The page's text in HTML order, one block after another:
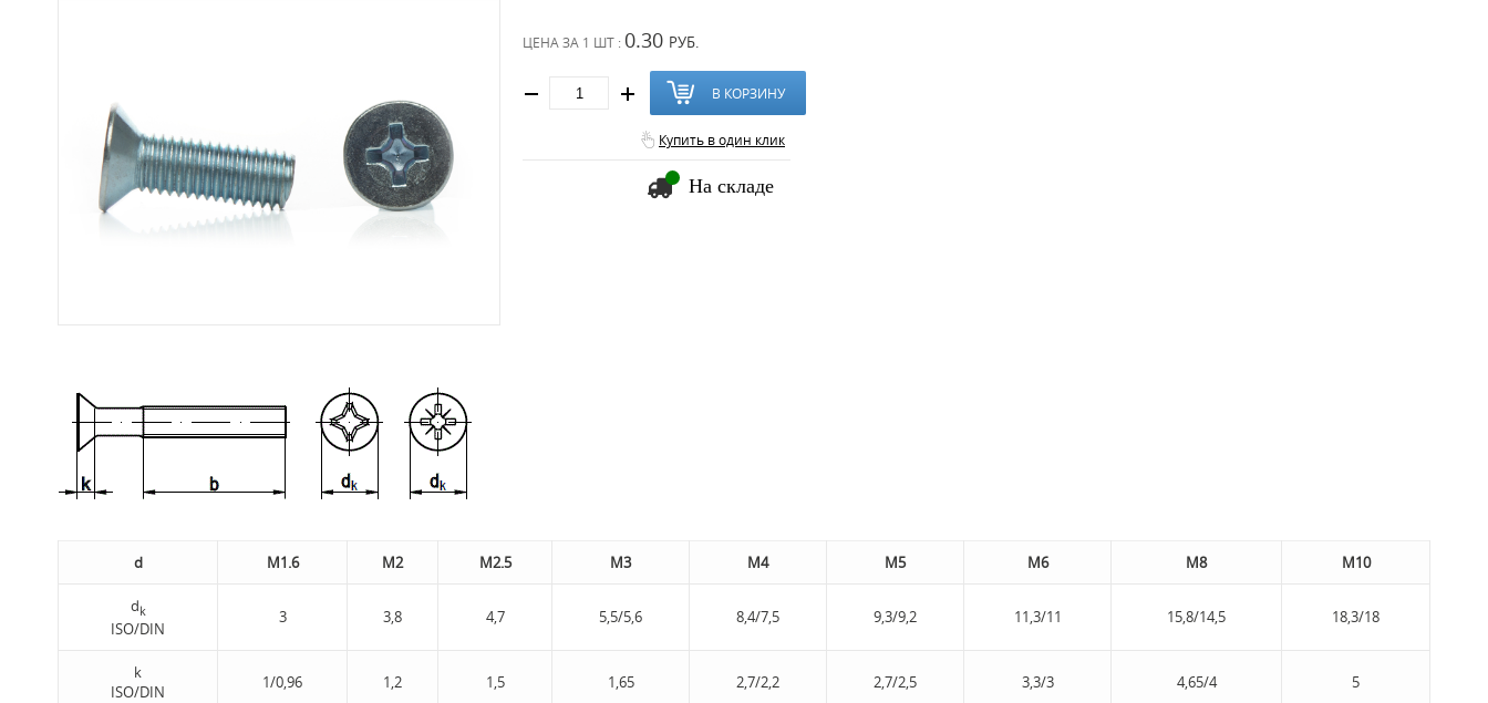
ЦЕНА ЗА 1 ШТ : 0.30 РУБ.
В КОРЗИНУ
Купить в один клик
На складе
d M1.6 M2 M2.5 M3 M4 M5 М6 М8 М10
dk
ISO/DIN
3 3,8 4,7 5,5/5,6 8,4/7,5 9,3/9,2 11,3/11 15,8/14,5 18,3/18
k
ISO/DIN
1/0,96 1,2 1,5 1,65 2,7/2,2 2,7/2,5 3,3/3 4,65/4 5